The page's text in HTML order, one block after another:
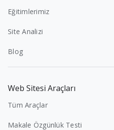
Eğitimlerimiz
Site Analizi
Blog
Web Sitesi Araçları
Tüm Araçlar
Makale Özgünlük Testi